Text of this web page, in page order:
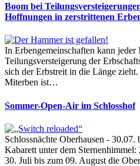
Boom bei
Hoffnungen in zerstrittenen
In Erbengemeinschaften kann jeder
Teilungsversteigerung der
sich der Erbstreit in die Länge
Miterben ist…
Sommer-Open-Air im Schlosshof
Schlossnächte Oberhausen -
Kabarett unter dem
30. Juli bis zum 09. August die